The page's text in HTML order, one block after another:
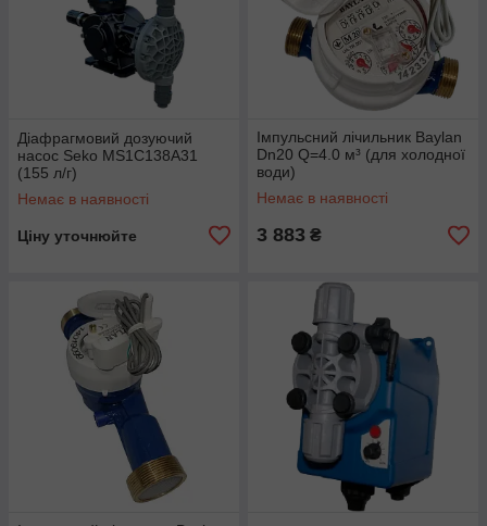
Діафрагмовий дозуючий
насос Seko MS1C138A31
(155 л/г)
Немає в наявності
Ціну уточнюйте
Імпульсний лічильник Baylan
Dn20 Q=4.0 м³ (для холодної
води)
Немає в наявності
3 883 ₴